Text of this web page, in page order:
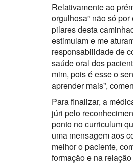
Relativamente ao
orgulhosa” não só
pilares desta
estimulam e me
responsabilidade de
saúde oral dos
mim, pois é esse o
aprender mais”,
Para finalizar, a
júri pelo
ponto no curriculum
uma mensagem aos
melhor o paciente,
formação e na